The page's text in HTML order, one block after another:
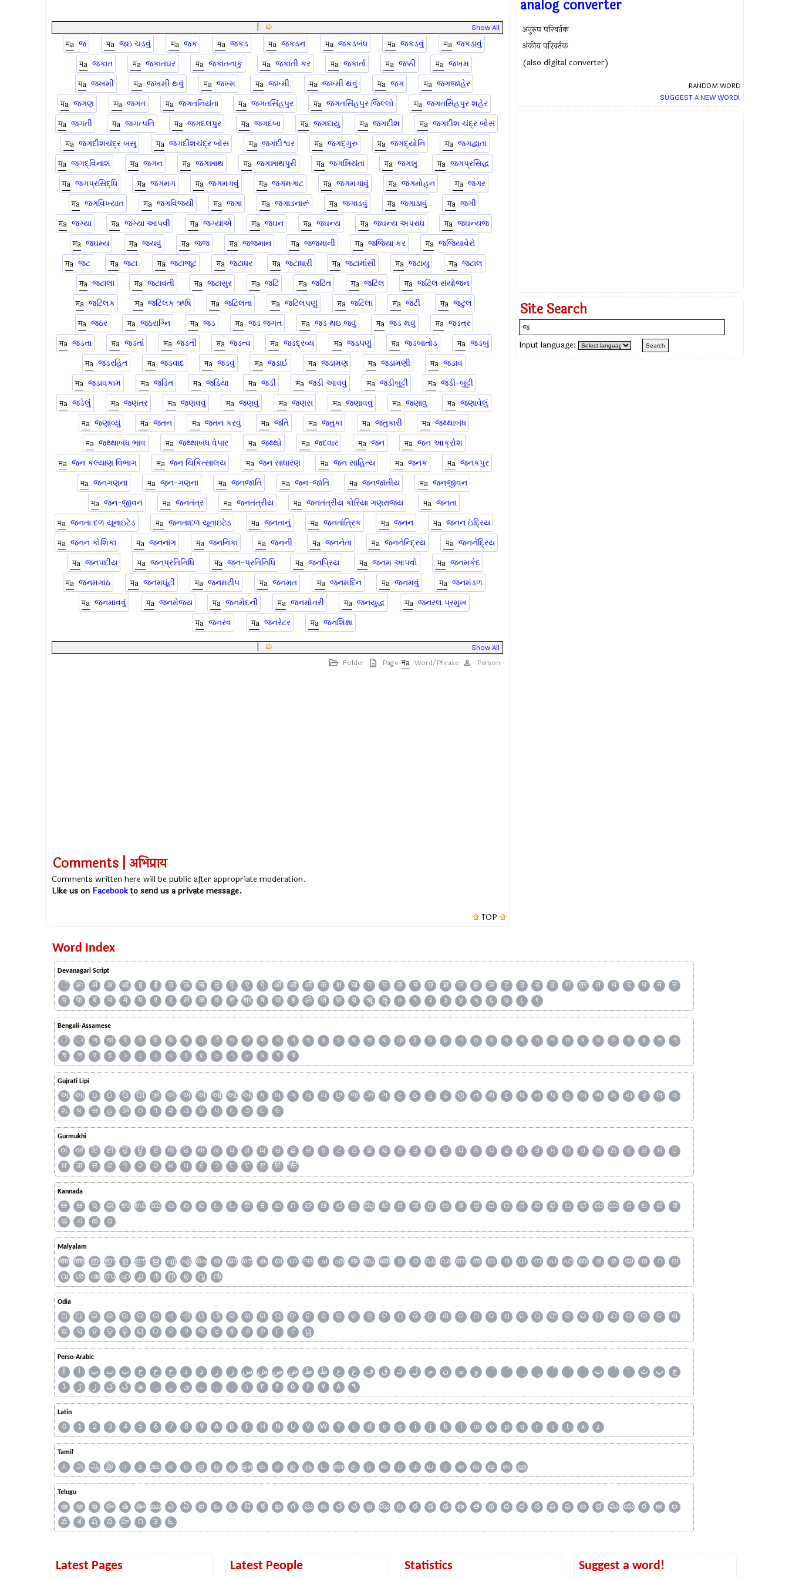
Show All
જ જઇ ચડવું જક જકડ જકડન જકડબંધ જકડવું
જકડાવું
જકાત
જકાતઘર જકાતનાકું જકાતી કર જકાર્તા જક્કી
જખમ
જખમી
જખમી થવું જખ્મ જખ્મી જખ્મી થવું જગ
જગજાહેર
જગણ
જગત જગતનિયંતા જગતસિંહપુર જગતસિંહપુર જિલ્લો
જગતસિંહપુર શહેર
જગતી
જગત્પતિ જગદલપુર જગદંબા જગદાયુ જગદીશ
જગદીશ ચંદ્ર બોસ
જગદીશચંદ્ર બસુ
જગદીશચંદ્ર બોસ જગદીશ્વર જગદ્ગુરુ જગદ્યોનિ
જગદ્વાતા
જગદ્વિનાશ
જગન જગન્નાથ જગન્નાથપુરી જગન્નિયંતા જગન્નુ
જગપ્રસિદ્ધ
જગપ્રસિદ્ધિ
જગમગ જગમગવું જગમગાટ જગમગાવું જગમોહન
જગર
જગવિખ્યાત
જગવિજયી જગા જગાડનારૂં જગાડવું જગાડાવું
જગી
જગ્યા
જગ્યા આપવી જગ્યાએ જઘન જઘન્ય જઘન્ય અપરાધ
જઘન્યજ
જઘમ્ય
જચવું જજ જજમાન જજમાની જજિયા કર
જજિયાવેરો
જટ
જટા જટાજૂટ જટાધર જટાધારી જટામાંસી જટાયુ
જટાલ
જટાલા
જટાવતી જટાસુર જટિ જટિત જટિલ
જટિલ સંયોજન
જટિલક
જટિલક ઋષિ જટિલતા જટિલપણું જટિલા જટી
જટુલ
જઠર
જઠરાગ્નિ જડ જડ જગત જડ થઇ જવું જડ થવું
જડતર
જડતા
જડતાં જડતી જડત્વ જડદ્રવ્ય જડપણું જડબાતોડ
જડબું
જડરહિત
જડવાદ જડવું જડાઈ જડામણ જડામણી
જડાવ
જડાવકામ
જડિત જડિયા જડી જડી આવવું જડીબુટ્ટી
જડી-બુટ્ટી
જડેલું
જણતર જણવવું જણવું જણસ જણાવવું જણાવું
જણાવેલું
જણાવ્યું
જતન જતન કરવું જતિ જતુકા જતુકારી
જથ્થાબંધ
જથ્થાબંધ ભાવ
જથ્થાબંધ વેપાર જથ્થો જદવાર જન
જન આક્રોશ
જન કલ્યાણ વિભાગ
જન ચિકિત્સાલય જન સાધારણ જન સાહિત્ય જનક
જનકપુર
જનગણના
જન-ગણના જનજાતિ જન-જાતિ જનજાતીય
જનજીવન
જન-જીવન
જનતંત્ર જનતંત્રીય જનતંત્રીય કોરિયા ગણરાજ્ય
જનતા
જનતા દળ યૂનાઇટેડ
જનતાદળ યૂનાઇટેડ જનતાનું જનતાંત્રિક જનન
જનન ઇંદ્રિય
જનન કોશિકા
જનનાંગ જનનિકા જનની જનનેતા જનનેન્દ્રિય
જનનેંદ્રિય
જનપદીય
જનપ્રતિનિધિ જન-પ્રતિનિધિ જનપ્રિય જનમ આપવો
જનમકેદ
જનમગાંઠ
જનમઘૂંટી જનમટીપ જનમત જનમદિન જનમવું
જનમંડળ
જનમાવવું
જનમેજય જનમેદની જનમોતરી જનયુદ્ધ
જનરલ પ્રમુખ
જનરવ
જનરેટર
જનશિક્ષા
Show All
Folder
Page Word/Phrase Person
Comments | अभिप्राय
Comments written here will be public after appropriate moderation.
Like us on Facebookto send us a private message.
TOP
analog converter
अनुरुप परिवर्तक
अंकीय परिवर्तक
(also digital converter)
RANDOM WORD
SUGGEST A NEW WORD!
Site Search
Input language:
Word Index
Devanagari Script
ँ अः अं अ आ इ ई उ ऊ ऋ ऌ ऍ ए ऐ ऑ ओ औ क क्ष ख ग घ ङ च छ ज्ञ ज झ ञ ट ठ ड ढ ण त्र त थ द ध न
ऩ
प
फ ब भ म य र ऱ ल ळ व श श्र ष स ह ॐ ज़ फ़ य़ ॠ ॡ ० १ २ ३ ४ ५ ६ ७ ८ ९
Bengali-Assamese
ঁ ং অ আ ই ঈ উ ঊ ঋ এ ঐ ও ঔ ক খ গ ঘ ঙ চ ছ জ ঝ ঞ ঠ ড ঢ ণ ত থ দ ধ ন প ফ ব ভ ম য র ল
শ
ষ
স হ য় ০ ১ ২ ৩ ৪ ৫ ৬ ৭ ৮ ৯ ৰ ৱ
Gujrati Lipi
અ આ ઇ ઈ ઉ ઊ ઋ ઍ એ ઐ ઑ ઓ ઔ ક ખ ગ ઘ ચ છ જ ઝ ઞ ટ ઠ ડ ઢ ણ ત થ દ ધ ન પ ફ બ ભ મ ય ર લ
વ
શ
ષ સ હ ૐ ૦ ૧ ૨ ૩ ૪ ૫ ૬ ૭ ૮ ૯
Gurmukhi
ਅ ਆ ਇ ਈ ਉ ਊ ਏ ਐ ਓ ਔ ਕ ਖ ਗ ਘ ਚ ਛ ਜ ਝ ਟ ਠ ਡ ਢ ਣ ਤ ਥ ਦ ਧ ਨ ਪ ਫ ਬ ਭ ਮ ਯ ਰ ਲ ਲ਼ ਵ ਸ਼ ਸ
ਹ
ਖ਼
ਗ਼ ਜ਼ ਫ਼ ੧ ੨ ੩ ੪ ੫ ੬ ੭ ੮ ੯ ੲ ੳ ੴ
Kannada
ಅ ಆ ಇ ಈ ಉ ಊ ಋ ಎ ಏ ಐ ಒ ಓ ಔ ಕ ಖ ಗ ಘ ಚ ಛ ಜ ಝ ಟ ಠ ಡ ಢ ಣ ತ ಥ ದ ಧ ನ ಪ ಫ ಬ ಭ ಮ ಯ ರ ಲ ವ
ಶ
ಷ
ಸ ಹ ೧
Malyalam
അ ആ ഇ ഈ ഉ ഊ ഋ എ ഏ ഐ ഒ ഓ ഔ ക ഖ ഗ ഘ ച ഛ ജ ഝ ഞ ട ഠ ഡ ഢ ണ ത ഥ ദ ധ ന പ ഫ ബ ഭ മ യ ര റ
ല
വ
ശ ഷ സ ഹ ൧ ൪ ൫ ൭ ൮ ൯
Odia
ଅ ଆ ଇ ଈ ଉ ଊ ଋ ଏ ଐ ଓ ଔ କ ଖ ଗ ଘ ଙ ଚ ଛ ଜ ଝ ଞ ଟ ଠ ଡ ଢ ଣ ତ ଥ ଦ ଧ ନ ପ ଫ ବ ଭ ମ ଯ ର ଲ ଳ
ଶ
ଷ
ସ ହ ଡ଼ ଢ଼ ୟ ୦ ୧ ୨ ୩ ୪ ୫ ୬ ୭ ୮ ୯ ୱ
Perso-Arabic
آ ا ب ت ث ج ح خ د ذ ر ز س ش ص ض ط ظ ع غ ف ق ك ل م ن ه و ٮ ٲ ٹ پ
چ
ڈ
ڑ ژ ک گ ھ ہ ۄ ی ے ۔ ۱ ۳ ۴ ۵ ۶ ۷ ۸ ۹
Latin
0 1 2 3 4 5 6 7 8 9 A B F H N U V W Y c d e g i j k l m o p q r s t x z
Tamil
ஃ அ ஆ இ ஈ உ ஊ எ ஏ ஐ ஒ ஓ ஔ க ச ஜ ஞ ட ண த ந ன ப ம ய ர ல வ ஷ ஸ ஹ
Telugu
అ ఆ ఇ ఈ ఉ ఊ ఋ ఎ ఏ ఐ ఒ ఓ ఔ క ఖ గ ఘ ఙ చ ఛ జ ఝ ట ఠ డ ఢ ణ త థ ద ధ న ప ఫ బ భ మ య ర ఱ
ల
వ
శ ష స హ ౧ ౩ ౬
Latest Pages Latest People Statistics Suggest a word!